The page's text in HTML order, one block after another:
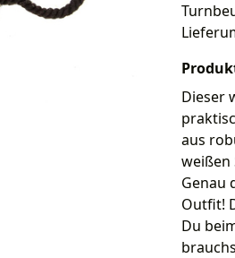
Dieser
aus
weißen
Genau
Outfit!
Du